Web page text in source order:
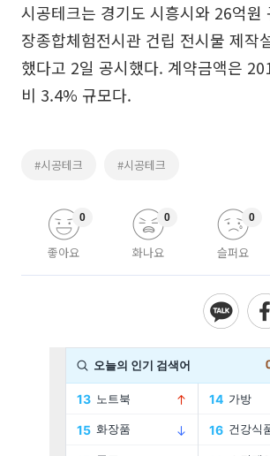
시공테크는 경기도 시흥시와 26억원
장종합체험전시관 건립 전시물 제작
했다고 2일 공시했다. 계약금액은
비 3.4% 규모다.
#시공테크 #시공테크
좋아요
0
화나요
0
슬퍼요
0